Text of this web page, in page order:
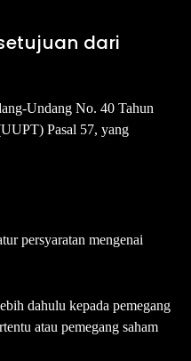
dari
Undang No. 40 Tahun
Pasal 57, yang
persyaratan mengenai
dahulu kepada pemegang
atau pemegang saham